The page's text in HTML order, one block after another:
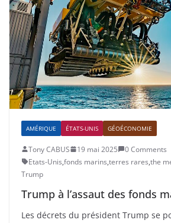
AMÉRIQUE ÉTATS-UNIS GÉOÉCONOMIE
Tony CABUS 19 mai 2025
0 Comments
Etats-Unis,fonds marins,terres rares,the
Trump
Trump à l’assaut des fonds
Les décrets du président Trump se